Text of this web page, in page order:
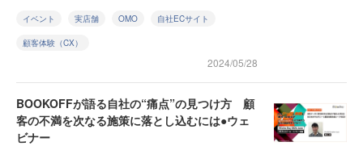
イベント 実店舗 OMO 自社ECサイト
顧客体験（CX）
2024/05/28
BOOKOFFが語る自社の“痛点”の見つけ方 顧
客の不満を次なる施策に落とし込むには●ウェ
ビナー